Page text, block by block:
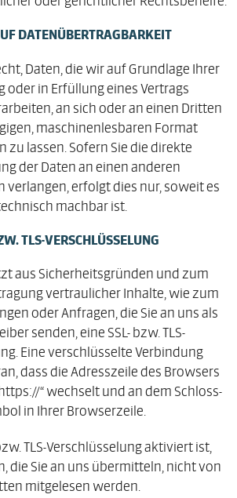
DATEN­ÜBERTRAG­BARKEIT
Daten, die wir auf Grundlage Ihrer
oder in Erfüllung eines Vertrags
an sich oder an einen Dritten
maschinenlesbaren Format
zu lassen. Sofern Sie die direkte
der Daten an einen anderen
erfolgt dies nur, soweit es
machbar ist.
TLS-VERSCHLÜSSELUNG
aus Sicherheitsgründen und zum
vertraulicher Inhalte, wie zum
oder Anfragen, die Sie an uns als
senden, eine SSL- bzw. TLS-
Eine verschlüsselte Verbindung
dass die Adresszeile des Browsers
“ wechselt und an dem Schloss-
in Ihrer Browserzeile.
TLS-Verschlüsselung aktiviert ist,
die Sie an uns übermitteln, nicht von
mitgelesen werden.